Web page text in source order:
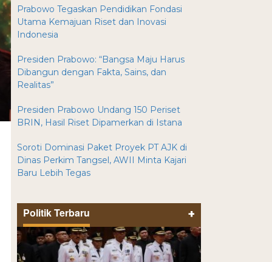
Prabowo Tegaskan Pendidikan Fondasi
Utama Kemajuan Riset dan Inovasi
Indonesia
Presiden Prabowo: “Bangsa Maju Harus
Dibangun dengan Fakta, Sains, dan
Realitas”
Presiden Prabowo Undang 150 Periset
BRIN, Hasil Riset Dipamerkan di Istana
Soroti Dominasi Paket Proyek PT AJK di
Dinas Perkim Tangsel, AWII Minta Kajari
Baru Lebih Tegas
Politik Terbaru +